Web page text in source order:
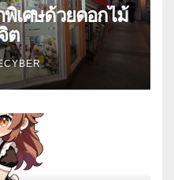
พิเศษด้วยดอกไม้
ต